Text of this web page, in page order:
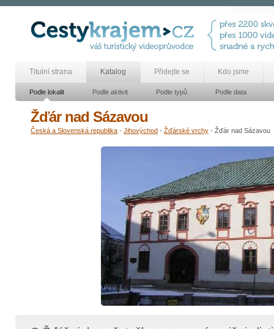
Titulní strana Katalog Přidejte se Kdo jsme
Podle lokalit Podle aktivit Podle typů Podle data
Žďár nad Sázavou
Česká a Slovenská republika - Jihovýchod - Žďárské vrchy - Žďár nad Sázavou